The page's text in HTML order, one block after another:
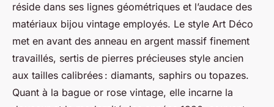
réside dans ses lignes géométriques et l’audace des
matériaux bijou vintage employés. Le style Art Déco
met en avant des anneau en argent massif finement
travaillés, sertis de pierres précieuses style ancien
aux tailles calibrées : diamants, saphirs ou topazes.
Quant à la bague or rose vintage, elle incarne la